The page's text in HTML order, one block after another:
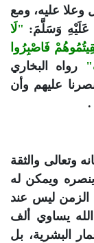
عليه، ومع
عَلَيْهِ وَسَلَّمَ: "لَا
فَاصْبِرُوا
رواه البخاري
عليهم وأن
.
وتعالى والثقة
ويمكن له
الزمن ليس عند
يساوي ألف
البشرية، بل